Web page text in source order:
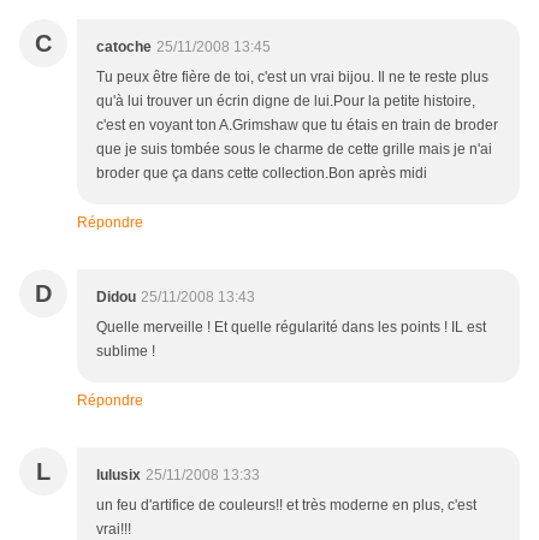
C catoche 25/11/2008 13:45
Tu peux être fière de toi, c'est un vrai bijou. Il ne te reste plus
qu'à lui trouver un écrin digne de lui.Pour la petite histoire,
c'est en voyant ton A.Grimshaw que tu étais en train de broder
que je suis tombée sous le charme de cette grille mais je n'ai
broder que ça dans cette collection.Bon après midi
Répondre
D Didou 25/11/2008 13:43
Quelle merveille ! Et quelle régularité dans les points ! IL est
sublime !
Répondre
L lulusix 25/11/2008 13:33
un feu d'artifice de couleurs!! et très moderne en plus, c'est
vrai!!!